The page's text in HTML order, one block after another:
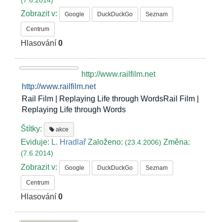
Zobrazit v: Google DuckDuckGo Seznam
Centrum
Hlasování0
http://www.railfilm.net
http://www.railfilm.net
Rail Film | Replaying Life through WordsRail Film |
Replaying Life through Words
Štítky: akce
Eviduje: L. Hradlař Založeno:(23.4.2006)Změna:
(7.6.2014)
Zobrazit v: Google DuckDuckGo Seznam
Centrum
Hlasování0